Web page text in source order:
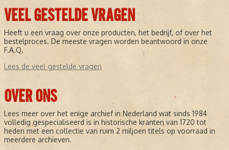
VEEL GESTELDE VRAGEN
Heeft u een vraag over onze producten, het bedrijf, of over het
bestelproces. De meeste vragen worden beantwoord in onze
F.A.Q.
Lees de veel gestelde vragen
OVER ONS
Lees meer over het enige archief in Nederland wat sinds 1984
volledig gespecialiseerd is in historische kranten van 1720 tot
heden met een collectie van ruim 2 miljoen titels op voorraad in
meerdere archieven.